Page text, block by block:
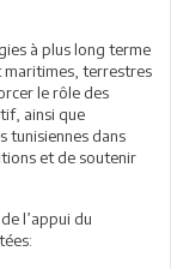
à plus long terme
maritimes, terrestres
le rôle des
ainsi que
tunisiennes dans
et de soutenir
l’appui du